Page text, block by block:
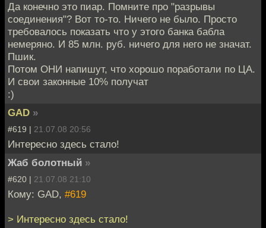
Да конечно это пиар. Помните про "разрывы
соединения"? Вот то-то. Ничего не было. Просто
требовалось показать что у этого банка бабла
немеряно. И 85 млн. руб. ничего для него не значат.
Пшик.
Потом ОНИ напишут, что хорошо поработали по ЦА.
И свои законные 10% получат
:)
GAD »
#619 | 21.07.08 20:56
Интересно здесь стало!
Жаб болотный »
#620 | 21.07.08 21:10
Кому: GAD, #619
> Интересно здесь стало!